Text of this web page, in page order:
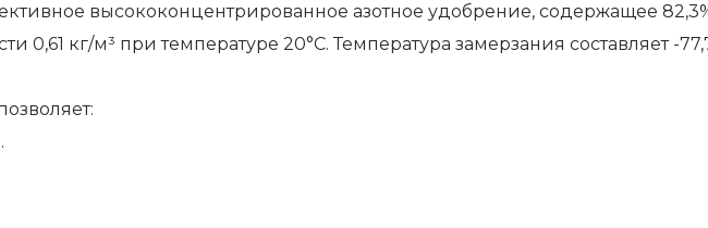
высококонцентрированное азотное удобрение, содержащее 82,3%
0,61 кг/м³ при температуре 20°C. Температура замерзания составляет -